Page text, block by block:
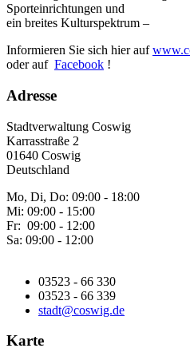
Sporteinrichtungen und
ein breites Kulturspektrum –
Informieren Sie sich hier auf
oder auf Facebook !
Adresse
Stadtverwaltung Coswig
Karrasstraße 2
01640 Coswig
Deutschland
Mo, Di, Do: 09:00 - 18:00
Mi: 09:00 - 15:00
Fr: 09:00 - 12:00
Sa: 09:00 - 12:00
03523 - 66 330
03523 - 66 339
stadt@coswig.de
Karte